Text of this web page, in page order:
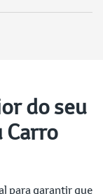
do seu
Carro
para garantir que